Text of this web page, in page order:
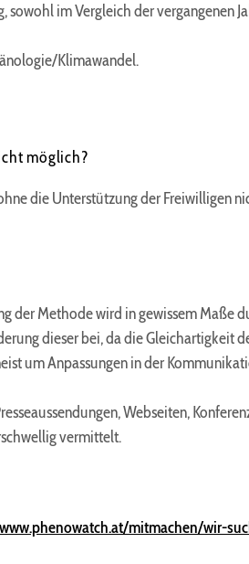
im Vergleich der vergangenen
Klimawandel.
möglich?
die Unterstützung der Freiwilligen
der Methode wird in gewissem Maße
dieser bei, da die Gleichartigkeit
um Anpassungen in der
Webseiten,
vermittelt.
mitmachen/wir-